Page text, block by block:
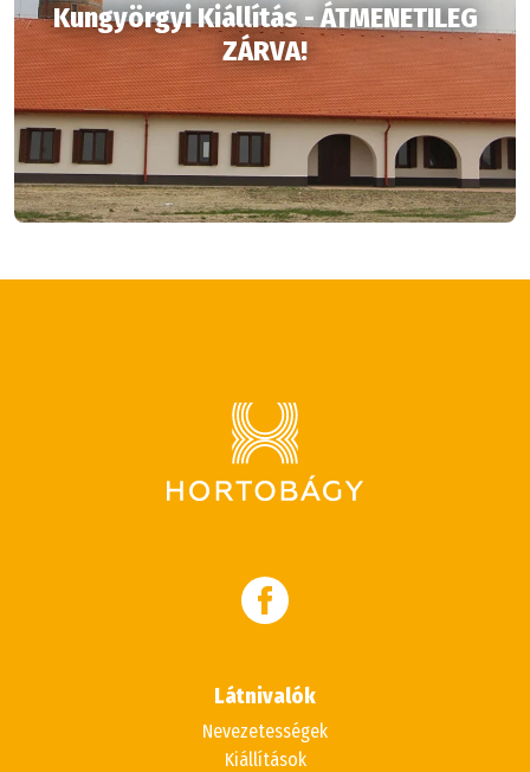
Kungyörgyi Kiállítás - ÁTMENETILEG
ZÁRVA!
Látnivalók
Nevezetességek
Kiállítások